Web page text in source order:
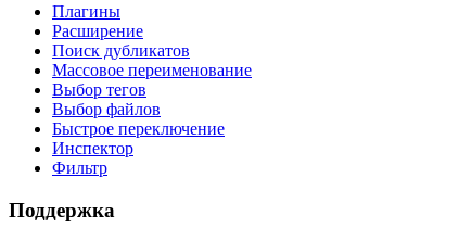
Плагины
Расширение
Поиск дубликатов
Массовое переименование
Выбор тегов
Выбор файлов
Быстрое переключение
Инспектор
Фильтр
Поддержка